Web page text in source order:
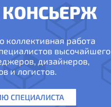
КОНСЬЕРЖ
коллективная работа
высочайшего
дизайнеров,
и логистов.
СПЕЦИАЛИСТА